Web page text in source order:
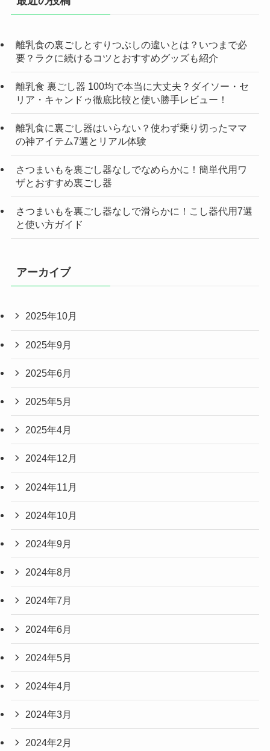
離乳食の裏ごしとすりつぶしの違いとは？いつまで必
要？ラクに続けるコツとおすすめグッズも紹介
離乳食 裏ごし器 100均で本当に大丈夫？ダイソー・セ
リア・キャンドゥ徹底比較と使い勝手レビュー！
離乳食に裏ごし器はいらない？使わず乗り切ったママ
の神アイテム7選とリアル体験
さつまいもを裏ごし器なしでなめらかに！簡単代用ワ
ザとおすすめ裏ごし器
さつまいもを裏ごし器なしで滑らかに！こし器代用7選
と使い方ガイド
アーカイブ
2025年10月
2025年9月
2025年6月
2025年5月
2025年4月
2024年12月
2024年11月
2024年10月
2024年9月
2024年8月
2024年7月
2024年6月
2024年5月
2024年4月
2024年3月
2024年2月